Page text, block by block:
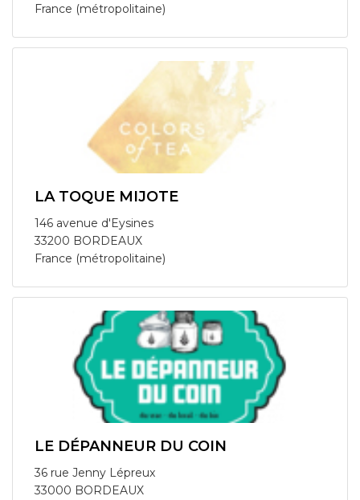
France (métropolitaine)
LA TOQUE MIJOTE
146 avenue d'Eysines
33200 BORDEAUX
France (métropolitaine)
LE DÉPANNEUR DU COIN
36 rue Jenny Lépreux
33000 BORDEAUX